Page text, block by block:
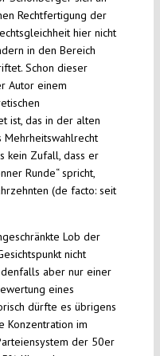
Rechtfertigung der
hier nicht
in den Bereich
Schon dieser
Autor einem
ist, das in der alten
Mehrheitswahlrecht
kein Zufall, dass er
Runde“ spricht,
(de facto: seit
Lob der
nicht
aber nur einer
eines
dürfte es übrigens
Konzentration im
der 50er